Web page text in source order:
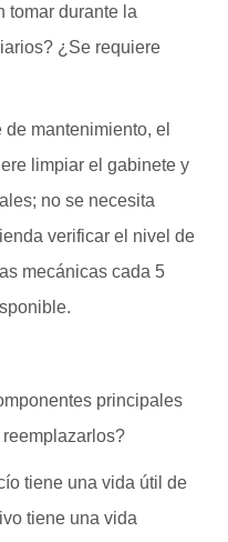
tomar durante la
¿Se requiere
mantenimiento, el
limpiar el gabinete y
no se necesita
verificar el nivel de
mecánicas cada 5
principales
tiene una vida útil de
tiene una vida